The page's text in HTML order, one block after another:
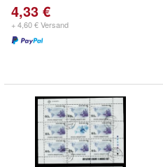
4,33 €
+ 4,60 € Versand